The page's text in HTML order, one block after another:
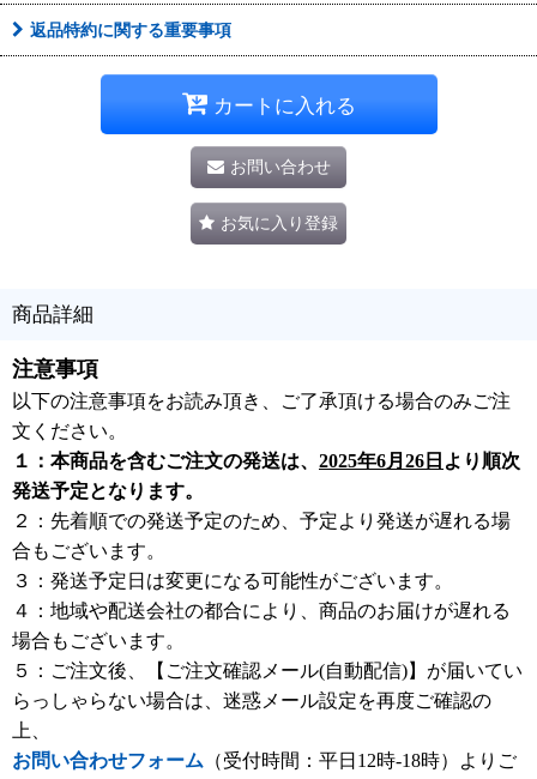
返品特約に関する重要事項
カートに入れる
お問い合わせ
お気に入り登録
商品詳細
注意事項
以下の注意事項をお読み頂き、ご了承頂ける場合のみご注
文ください。
１：本商品を含むご注文の発送は、 2025年6月26日 より順次
発送予定となります。
２：先着順での発送予定のため、予定より発送が遅れる場
合もございます。
３：発送予定日は変更になる可能性がございます。
４：地域や配送会社の都合により、商品のお届けが遅れる
場合もございます。
５：ご注文後、【ご注文確認メール(自動配信)】が届いてい
らっしゃらない場合は、迷惑メール設定を再度ご確認の
上、
お問い合わせフォーム （受付時間：平日12時-18時）よりご